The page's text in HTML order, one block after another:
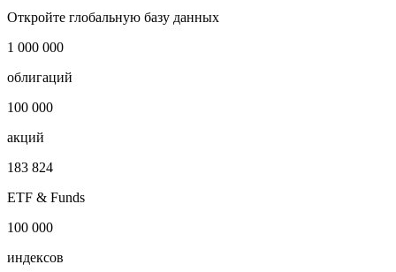
-
-
Откройте глобальную базу данных
1 000 000
облигаций
100 000
акций
183 824
ETF & Funds